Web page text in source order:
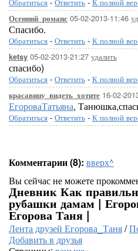
Осенний_романс 05-02-2013-11:46
Спасибо.
Обратиться - Ответить - К полной
ketsy 05-02-2013-21:27 удалить
спасибо)
Обратиться - Ответить - К полной
красавицу_видеть_хотите 16-02-
ЕгороваТатьяна,
Обратиться - Ответить - К полной
Комментарии (8): вверх^
Вы сейчас не можете
Дневник Как
рубашки дамам |
Егорова Таня |
Лента друзей Егорова_Таня/
Добавить в друзья